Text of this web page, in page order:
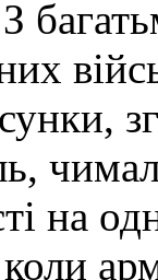
на